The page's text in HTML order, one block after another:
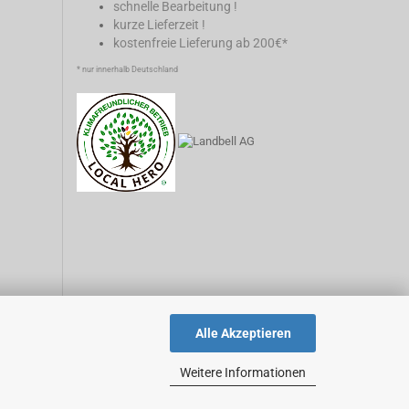
Alle Akzeptieren
Weitere Informationen
schnelle Bearbeitung !
kurze Lieferzeit !
kostenfreie Lieferung ab 200€*
* nur innerhalb Deutschland